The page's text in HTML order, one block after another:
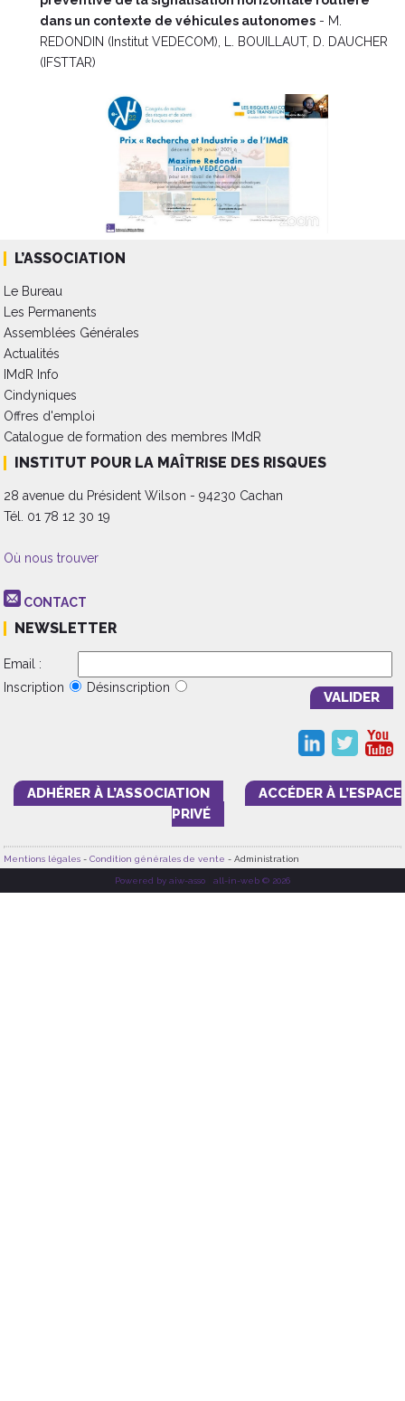
dans un contexte de véhicules autonomes - M.
REDONDIN (Institut VEDECOM), L. BOUILLAUT, D. DAUCHER
(IFSTTAR)
L’ASSOCIATION
Le Bureau
Les Permanents
Assemblées Générales
Actualités
IMdR Info
Cindyniques
Offres d'emploi
Catalogue de formation des membres IMdR
INSTITUT POUR LA MAÎTRISE DES RISQUES
28 avenue du Président Wilson - 94230 Cachan
Tél. 01 78 12 30 19
Où nous trouver
CONTACT
NEWSLETTER
Email :
Inscription
Désinscription
ADHÉRER À L’ASSOCIATION
ACCÉDER À L’ESPACE
PRIVÉ
Mentions légales -Condition générales de vente - Administration
Powered by aiw-asso all-in-web © 2026